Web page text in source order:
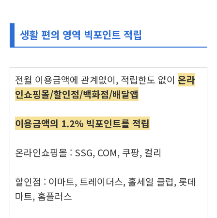
생활 편의 영역 빅포인트 적립
전월 이용금액에 관계없이, 적립한도 없이 온라
인쇼핑몰/할인점/백화점/배달앱
이용금액의 1.2% 빅포인트를 적립
온라인쇼핑몰 : SSG, COM, 쿠팡, 컬리
할인점 : 이마트, 트레이더스, 홀세일 클럽, 롯데
마트, 홈플러스